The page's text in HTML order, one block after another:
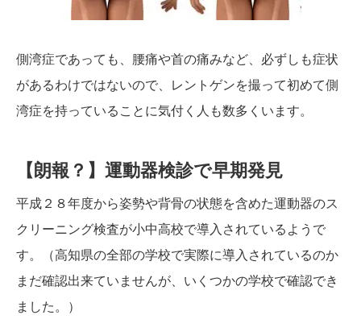
側湾症であっても、腰痛や首の痛みなど、必ずしも症状
があるわけではないので、レントゲンを撮って初めて側
湾症を持っていることに気付く人も数多くいます。
【朗報？】運動器検診で早期発見
平成２８年度から姿勢や背骨の状態を含めた運動器のス
クリーニング検査が小中高校で導入されているようで
す。（高知県の全部の学校で実際に導入されているのか
まだ確認出来ていませんが、いくつかの学校で確認でき
ました。）